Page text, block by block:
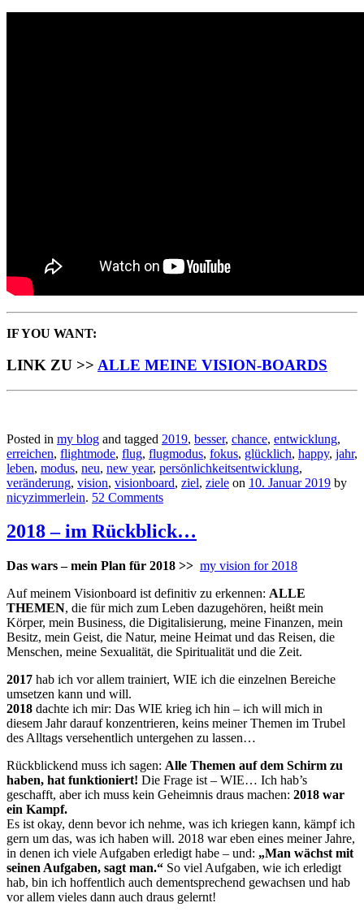
IF YOU WANT:
LINK ZU >> ALLE MEINE VISION-BOARDS
Posted in my blog and tagged 2019, besser, chance, entwicklung,
erreichen, flightmode, flug, flugmodus, fokus, glücklich, happy, jahr,
leben, modus, neu, new year, persönlichkeitsentwicklung,
veränderung, vision, visionboard, ziel, ziele on 10. Januar 2019 by
nicyzimmerlein. 52 Comments
2018 – im Rückblick…
Das wars – mein Plan für 2018 >> my vision for 2018
Auf meinem Visionboard ist definitiv zu erkennen: ALLE
THEMEN, die für mich zum Leben dazugehören, heißt mein
Körper, mein Business, die Digitalisierung, meine Finanzen, mein
Besitz, mein Geist, die Natur, meine Heimat und das Reisen, die
Menschen, meine Sexualität, die Spiritualität und die Zeit.
2017 hab ich vor allem trainiert, WIE ich die einzelnen Bereiche
umsetzen kann und will.
2018 dachte ich mir: Das WIE krieg ich hin – ich will mich in
diesem Jahr darauf konzentrieren, keins meiner Themen im Trubel
des Alltags versehentlich untergehen zu lassen…
Rückblickend muss ich sagen: Alle Themen auf dem Schirm zu
haben, hat funktioniert! Die Frage ist – WIE… Ich hab’s
geschafft, aber ich muss kein Geheimnis draus machen: 2018 war
ein Kampf.
Es ist okay, denn bevor ich nehme, was ich kriegen kann, kämpf ich
gern um das, was ich haben will. 2018 war eben eines meiner Jahre,
in denen ich viele Aufgaben erledigt habe – und: „Man wächst mit
seinen Aufgaben, sagt man.“ So viel Aufgaben, wie ich erledigt
hab, bin ich hoffentlich auch dementsprechend gewachsen und hab
vor allem vieles dann auch draus gelernt!